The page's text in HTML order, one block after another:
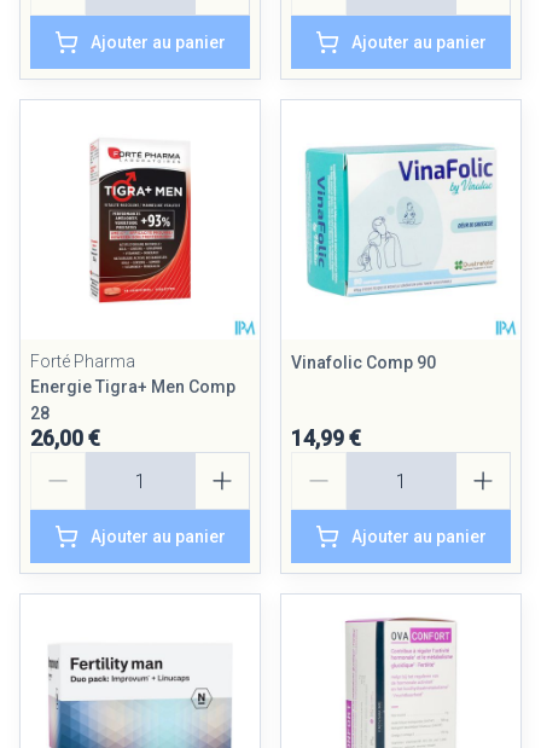
Ajouter au panier Ajouter au panier
Forté Pharma
Energie Tigra+ Men Comp
28
26,00 €
Ajouter au panier
Vinafolic Comp 90
14,99 €
Ajouter au panier